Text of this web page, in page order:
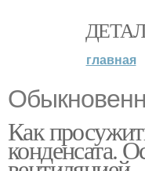
главная
Как
конденсата.